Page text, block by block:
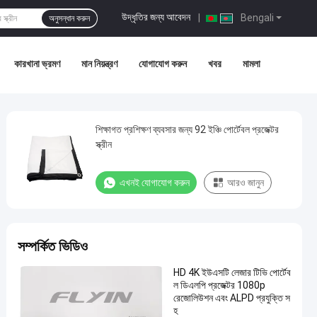
Bengali
উদ্ধৃতির জন্য আবেদন
অনুসন্ধান করুন
কারখানা ভ্রমণ মান নিয়ন্ত্রণ যোগাযোগ করুন খবর মামলা
শিক্ষাগত প্রশিক্ষণ ব্যবসার জন্য 92 ইঞ্চি পোর্টেবল প্রজেক্টর
স্ক্রীন
এখনই যোগাযোগ করুন আরও জানুন
সম্পর্কিত ভিডিও
HD 4K ইউএসটি লেজার টিভি পোর্টেব
ল ডিএলপি প্রজেক্টর 1080p
রেজোলিউশন এবং ALPD প্রযুক্তি স
হ